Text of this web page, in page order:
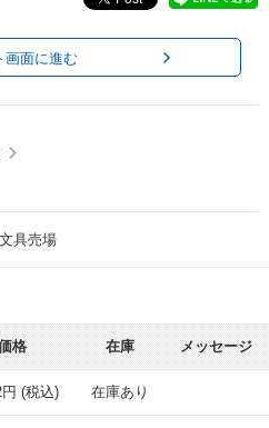
画面に進む
具売場
格 在庫 メッセージ
(税込) 在庫あり